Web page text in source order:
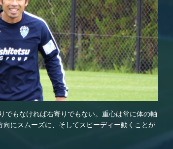
もなければ右寄りでもない。重心は常に体の軸
にスムーズに、そしてスピーディー動くことが